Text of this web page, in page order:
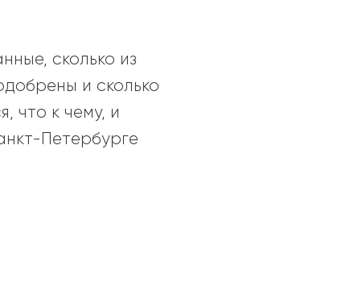
сколько из
и сколько
что к чему, и
Петербурге